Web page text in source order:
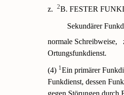
z. 2B. FESTER
Sekundärer
normale Schreibweise,
Ortungsfunkdienst.
(4) 1Ein primärer
Funkdienst, dessen